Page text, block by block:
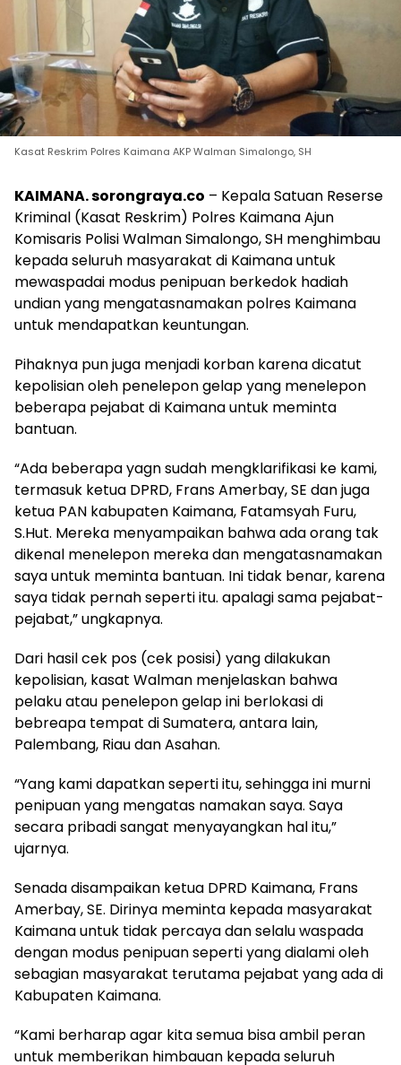
Kasat Reskrim Polres Kaimana AKP Walman Simalongo, SH
KAIMANA. sorongraya.co – Kepala Satuan Reserse
Kriminal (Kasat Reskrim) Polres Kaimana Ajun
Komisaris Polisi Walman Simalongo, SH menghimbau
kepada seluruh masyarakat di Kaimana untuk
mewaspadai modus penipuan berkedok hadiah
undian yang mengatasnamakan polres Kaimana
untuk mendapatkan keuntungan.
Pihaknya pun juga menjadi korban karena dicatut
kepolisian oleh penelepon gelap yang menelepon
beberapa pejabat di Kaimana untuk meminta
bantuan.
“Ada beberapa yagn sudah mengklarifikasi ke kami,
termasuk ketua DPRD, Frans Amerbay, SE dan juga
ketua PAN kabupaten Kaimana, Fatamsyah Furu,
S.Hut. Mereka menyampaikan bahwa ada orang tak
dikenal menelepon mereka dan mengatasnamakan
saya untuk meminta bantuan. Ini tidak benar, karena
saya tidak pernah seperti itu. apalagi sama pejabat-
pejabat,” ungkapnya.
Dari hasil cek pos (cek posisi) yang dilakukan
kepolisian, kasat Walman menjelaskan bahwa
pelaku atau penelepon gelap ini berlokasi di
bebreapa tempat di Sumatera, antara lain,
Palembang, Riau dan Asahan.
“Yang kami dapatkan seperti itu, sehingga ini murni
penipuan yang mengatas namakan saya. Saya
secara pribadi sangat menyayangkan hal itu,”
ujarnya.
Senada disampaikan ketua DPRD Kaimana, Frans
Amerbay, SE. Dirinya meminta kepada masyarakat
Kaimana untuk tidak percaya dan selalu waspada
dengan modus penipuan seperti yang dialami oleh
sebagian masyarakat terutama pejabat yang ada di
Kabupaten Kaimana.
“Kami berharap agar kita semua bisa ambil peran
untuk memberikan himbauan kepada seluruh